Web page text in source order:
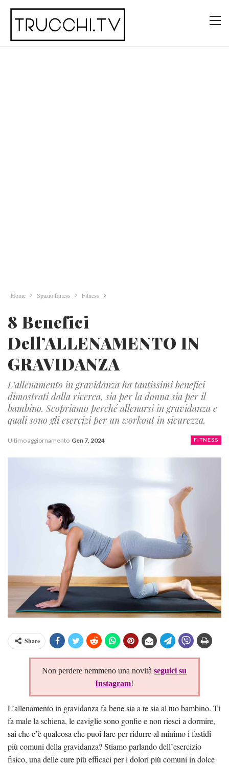
Home Spazio fitness Fitness
8 Benefici
Dell’ALLENAMENTO IN
GRAVIDANZA
L’allenamento in gravidanza ha tantissimi benefici
dimostrati dalla ricerca, sia per la donna sia per il
bambino. Scopriamo perché allenarsi in gravidanza e
quali sono gli esercizi per un workout in sicurezza.
FITNESS
Ultimo aggiornamento Gen 7, 2024
Share
Non perdere nemmeno una novitàseguici su
Instagram!
L’allenamento in gravidanza fa bene sia a te sia al tuo bambino. Ti
fa male la schiena, le caviglie sono gonfie e non riesci a dormire,
sai che c’è qualcosa che puoi fare per ridurre al minimo i fastidi
più comuni della gravidanza? Stiamo parlando dell’esercizio
fisico, una delle cure più efficaci per i dolori più comuni in dolce